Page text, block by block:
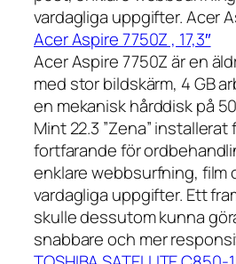
vardagliga uppgifter. Acer
Acer Aspire 7750Z , 17,3″
Acer Aspire 7750Z är en
med stor bildskärm, 4 GB
en mekanisk hårddisk på
Mint 22.3 ”Zena”
fortfarande för
enklare webbsurfning, film
vardagliga uppgifter. Ett
skulle dessutom kunna
snabbare och mer